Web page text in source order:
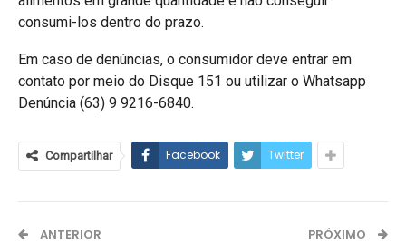
consumi-los dentro do prazo.
Em caso de denúncias, o consumidor deve entrar em
contato por meio do Disque 151 ou utilizar o Whatsapp
Denúncia (63) 9 9216-6840.
Compartilhar Facebook Twitter
ANTERIOR PRÓXIMO